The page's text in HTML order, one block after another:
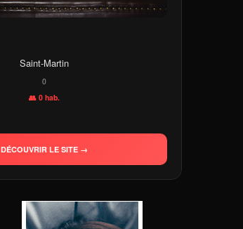
Saint-Martin
0
👥 0 hab.
DÉCOUVRIR LE SITE →